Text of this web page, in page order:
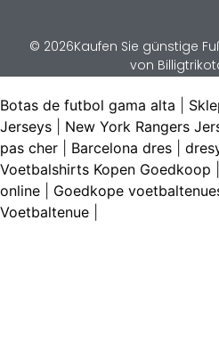
© 2026Kaufen Sie günstige
von
Botas de futbol gama alta
Jerseys
New York Rangers
pas cher
Barcelona dres
Voetbalshirts Kopen Goedkoop
online
Goedkope
Voetbaltenue